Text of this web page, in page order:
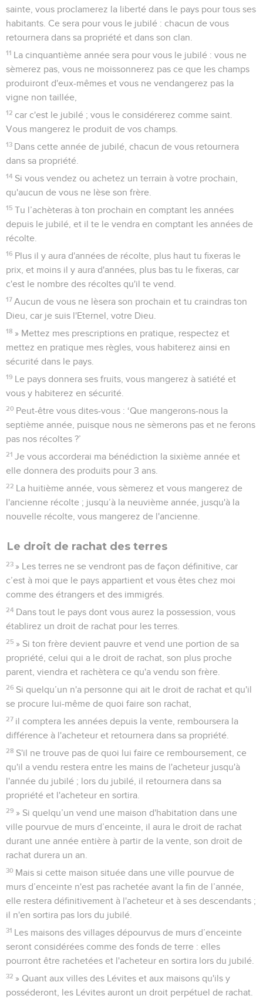
sainte, vous proclamerez la liberté dans le pays pour tous ses
habitants. Ce sera pour vous le jubilé : chacun de vous
retournera dans sa propriété et dans son clan.
11 La cinquantième année sera pour vous le jubilé : vous ne
sèmerez pas, vous ne moissonnerez pas ce que les champs
produiront d'eux-mêmes et vous ne vendangerez pas la
vigne non taillée,
12 car c'est le jubilé ; vous le considérerez comme saint.
Vous mangerez le produit de vos champs.
13 Dans cette année de jubilé, chacun de vous retournera
dans sa propriété.
14 Si vous vendez ou achetez un terrain à votre prochain,
qu'aucun de vous ne lèse son frère.
15 Tu l’achèteras à ton prochain en comptant les années
depuis le jubilé, et il te le vendra en comptant les années de
récolte.
16 Plus il y aura d'années de récolte, plus haut tu fixeras le
prix, et moins il y aura d'années, plus bas tu le fixeras, car
c'est le nombre des récoltes qu'il te vend.
17 Aucun de vous ne lèsera son prochain et tu craindras ton
Dieu, car je suis l'Eternel, votre Dieu.
18 » Mettez mes prescriptions en pratique, respectez et
mettez en pratique mes règles, vous habiterez ainsi en
sécurité dans le pays.
19 Le pays donnera ses fruits, vous mangerez à satiété et
vous y habiterez en sécurité.
20 Peut-être vous dites-vous : ‘Que mangerons-nous la
septième année, puisque nous ne sèmerons pas et ne ferons
pas nos récoltes ?’
21 Je vous accorderai ma bénédiction la sixième année et
elle donnera des produits pour 3 ans.
22 La huitième année, vous sèmerez et vous mangerez de
l'ancienne récolte ; jusqu’à la neuvième année, jusqu'à la
nouvelle récolte, vous mangerez de l'ancienne.
Le droit de rachat des terres
23 » Les terres ne se vendront pas de façon définitive, car
c’est à moi que le pays appartient et vous êtes chez moi
comme des étrangers et des immigrés.
24 Dans tout le pays dont vous aurez la possession, vous
établirez un droit de rachat pour les terres.
25 » Si ton frère devient pauvre et vend une portion de sa
propriété, celui qui a le droit de rachat, son plus proche
parent, viendra et rachètera ce qu'a vendu son frère.
26 Si quelqu’un n'a personne qui ait le droit de rachat et qu'il
se procure lui-même de quoi faire son rachat,
27 il comptera les années depuis la vente, remboursera la
différence à l'acheteur et retournera dans sa propriété.
28 S'il ne trouve pas de quoi lui faire ce remboursement, ce
qu'il a vendu restera entre les mains de l'acheteur jusqu'à
l'année du jubilé ; lors du jubilé, il retournera dans sa
propriété et l'acheteur en sortira.
29 » Si quelqu’un vend une maison d'habitation dans une
ville pourvue de murs d’enceinte, il aura le droit de rachat
durant une année entière à partir de la vente, son droit de
rachat durera un an.
30 Mais si cette maison située dans une ville pourvue de
murs d’enceinte n'est pas rachetée avant la fin de l’année,
elle restera définitivement à l'acheteur et à ses descendants ;
il n'en sortira pas lors du jubilé.
31 Les maisons des villages dépourvus de murs d’enceinte
seront considérées comme des fonds de terre : elles
pourront être rachetées et l'acheteur en sortira lors du jubilé.
32 » Quant aux villes des Lévites et aux maisons qu'ils y
posséderont, les Lévites auront un droit perpétuel de rachat.